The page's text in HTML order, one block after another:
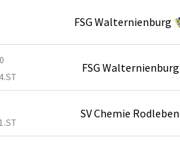
FSG Walternienburg
FSG Walternienburg
SV Chemie Rodleben